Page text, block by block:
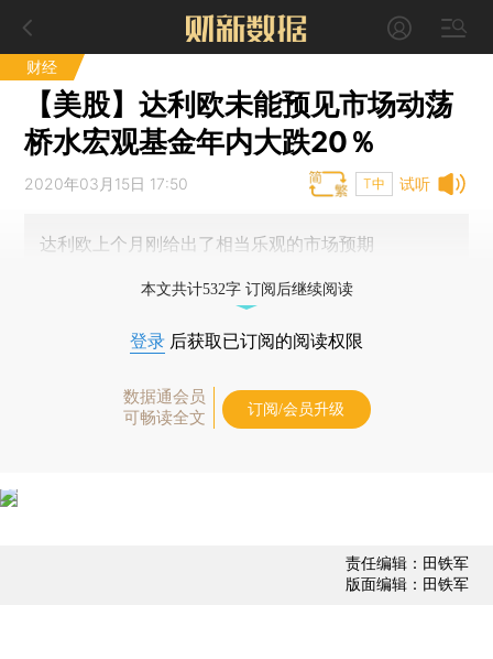
财经
【美股】达利欧未能预见市场动荡
桥水宏观基金年内大跌20％
试听
2020年03月15日 17:50 T中
达利欧上个月刚给出了相当乐观的市场预期
本文共计532字 订阅后继续阅读
登录 后获取已订阅的阅读权限
数据通会员
可畅读全文
订阅/会员升级
责任编辑：田铁军
版面编辑：田铁军